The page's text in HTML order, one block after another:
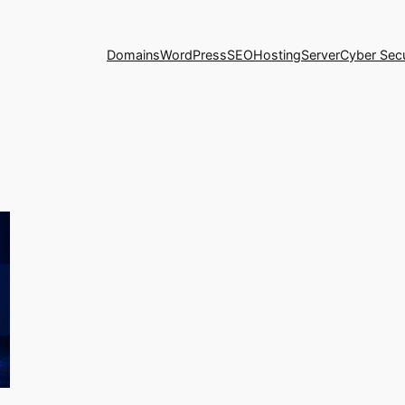
DomainsWordPressSEOHostingServerCyber